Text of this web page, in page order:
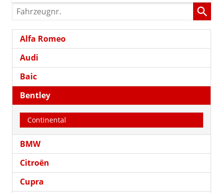
Fahrzeugnr.
Alfa Romeo
Audi
Baic
Bentley
Continental
BMW
Citroën
Cupra